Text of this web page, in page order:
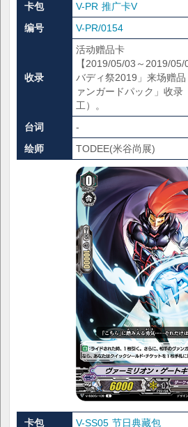
卡包
V-PR 推广卡V
编号
V-PR/0154
收录
活动赠品卡
【2019/05/03～2019/
バディ祭2019」来场赠
ァンガードパック」收录
工）。
台词
-
绘师
TODEE(米谷尚展)
卡包 V-SS05 节日典藏包